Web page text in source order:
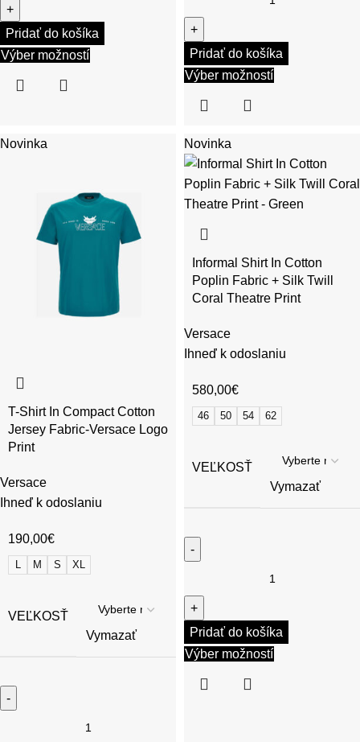
Pridať do košíka
Výber možností
Pridať do košíka
Výber možností
Novinka
T-Shirt In Compact Cotton
Jersey Fabric-Versace Logo
Print
Versace
Ihneď k odoslaniu
190,00€
L M S XL
VEĽKOSŤ
Vymazať
Novinka
Informal Shirt In Cotton
Poplin Fabric + Silk Twill
Coral Theatre Print
Versace
Ihneď k odoslaniu
580,00€
46 50 54 62
VEĽKOSŤ
Vymazať
Pridať do košíka
Výber možností